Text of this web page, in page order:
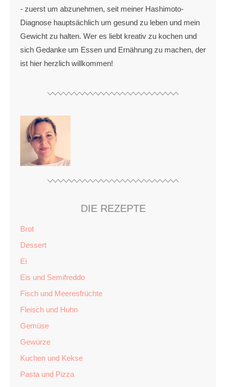
- zuerst um abzunehmen, seit meiner Hashimoto-
Diagnose hauptsächlich um gesund zu leben und mein
Gewicht zu halten. Wer es liebt kreativ zu kochen und
sich Gedanke um Essen und Ernährung zu machen, der
ist hier herzlich willkommen!
DIE REZEPTE
Brot
Dessert
Ei
Eis und Semifreddo
Fisch und Meeresfrüchte
Fleisch und Huhn
Gemüse
Gewürze
Kuchen und Kekse
Pasta und Pizza